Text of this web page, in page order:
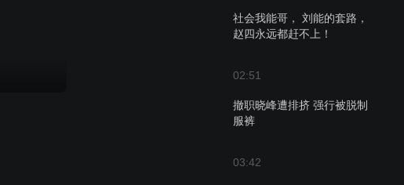
社会我能哥， 刘能的套路，
赵四永远都赶不上！
02:51
撤职晓峰遭排挤 强行被脱制
服裤
03:42